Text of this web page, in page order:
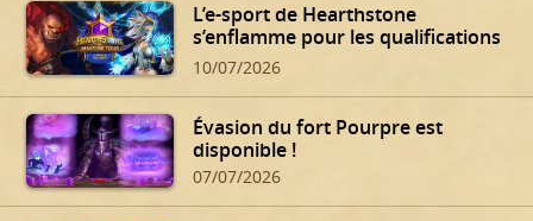
L’e-sport de Hearthstone
s’enflamme pour les qualifications
d’été !
10/07/2026
Évasion du fort Pourpre est
disponible !
07/07/2026